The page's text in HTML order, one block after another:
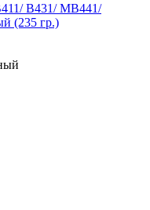
B431/ MB441/
(235 гр.)